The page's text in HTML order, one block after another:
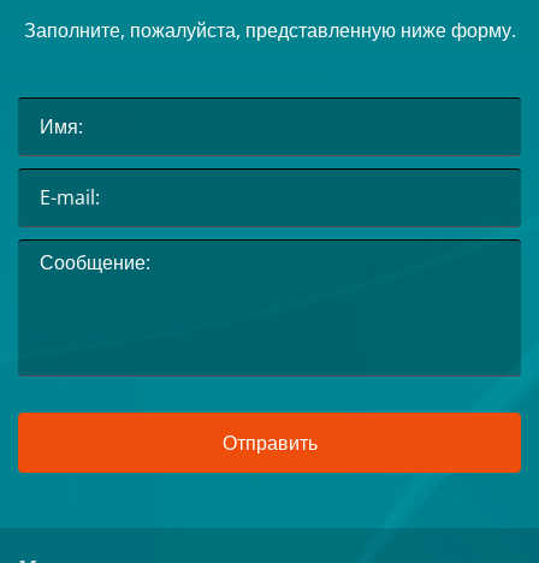
Заполните, пожалуйста, представленную ниже форму.
Отправить